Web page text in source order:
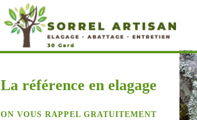
La référence en elagage
ON VOUS RAPPEL GRATUITEMENT